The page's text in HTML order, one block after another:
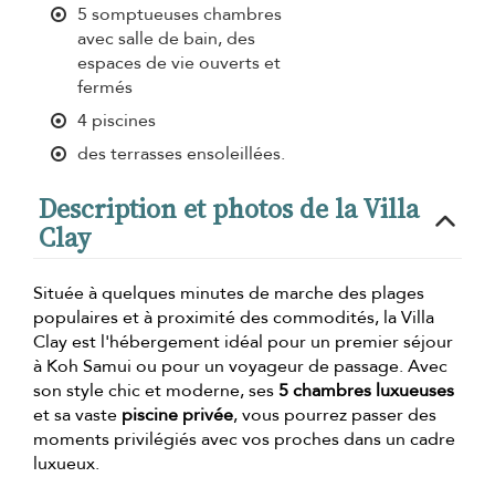
5 somptueuses chambres
avec salle de bain, des
espaces de vie ouverts et
fermés
4 piscines
des terrasses ensoleillées.
Description et photos de la Villa
Clay
Située à quelques minutes de marche des plages
populaires et à proximité des commodités, la Villa
Clay est l'hébergement idéal pour un premier séjour
à Koh Samui ou pour un voyageur de passage. Avec
son style chic et moderne, ses5 chambres luxueuses
et sa vaste piscine privée, vous pourrez passer des
moments privilégiés avec vos proches dans un cadre
luxueux.